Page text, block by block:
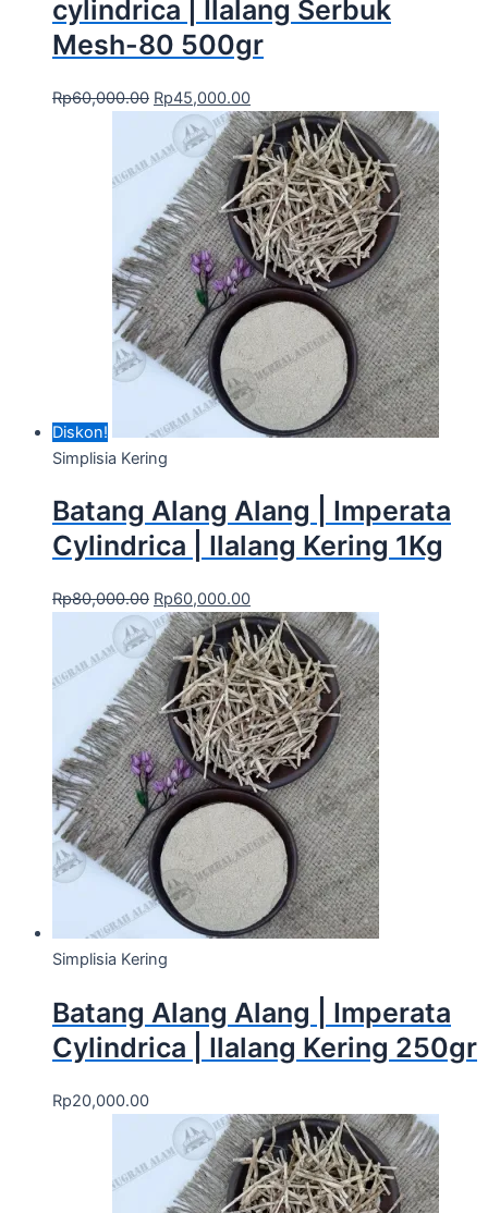
cylindrica | Ilalang Serbuk
Mesh-80 500gr
Rp60,000.00 Rp45,000.00
Diskon!
Simplisia Kering
Batang Alang Alang | Imperata
Cylindrica | Ilalang Kering 1Kg
Rp80,000.00 Rp60,000.00
Simplisia Kering
Batang Alang Alang | Imperata
Cylindrica | Ilalang Kering 250gr
Rp20,000.00